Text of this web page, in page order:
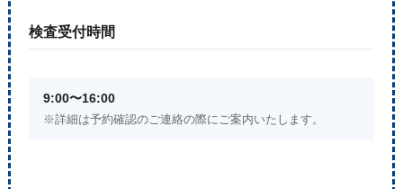
検査受付時間
9:00〜16:00
※詳細は予約確認のご連絡の際にご案内いたします。